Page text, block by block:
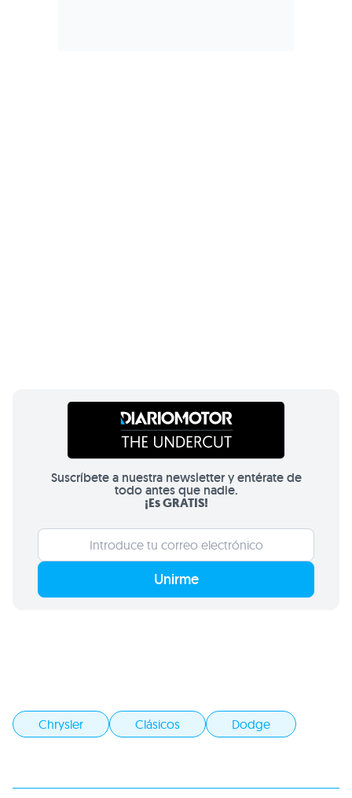
Suscríbete a nuestra newsletter y entérate de
todo antes que nadie.
¡Es GRATIS!
Unirme
Chrysler Clásicos Dodge